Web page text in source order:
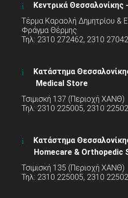
Κεντρικά Θεσσαλονίκης
Τέρμα Καραολή Δημητρίου &
Φράγμα Θέρμης
Τηλ: 2310 272462, 2310
Κατάστημα
Medical Store
Τσιμισκή 137 (Περιοχή ΧΑΝΘ)
Τηλ: 2310 225005, 2310
Κατάστημα
Homecare & Orthopedic
Τσιμισκή 135 (Περιοχή ΧΑΝΘ)
Τηλ: 2310 225005, 2310